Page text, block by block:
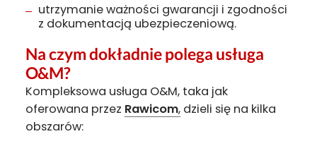
utrzymanie ważności gwarancji i zgodności
z dokumentacją ubezpieczeniową.
Na czym dokładnie polega usługa
O&M?
Kompleksowa usługa O&M, taka jak
oferowana przez Rawicom, dzieli się na kilka
obszarów: